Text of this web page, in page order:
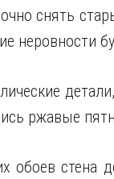
снять
неровности
ржавые
обоев стена